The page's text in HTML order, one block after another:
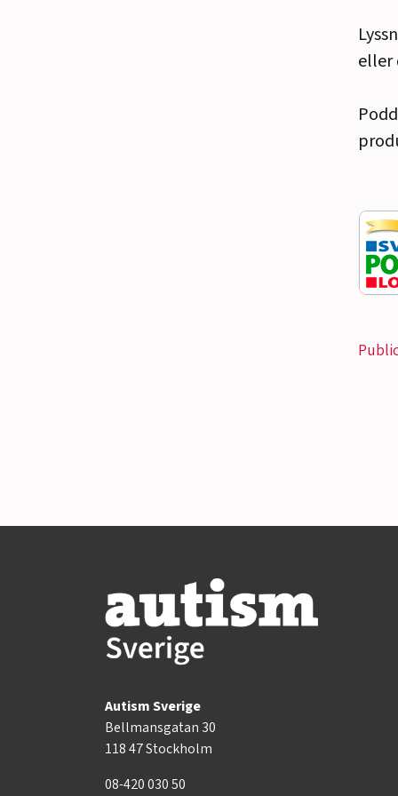
eller
Autism Sverige
Bellmansgatan 30
118 47 Stockholm
08-420 030 50